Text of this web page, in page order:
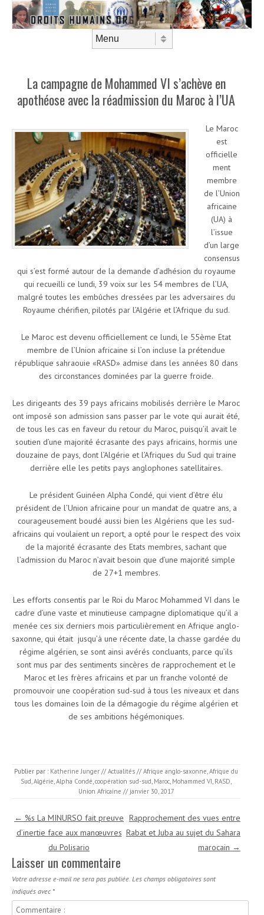
La campagne de Mohammed VI s’achève en
apothéose avec la réadmission du Maroc à l’UA
Le Maroc
est
officielle
ment
membre
de l’Union
africaine
(UA) à
l’issue
d’un large
consensus
qui s’est formé autour de la demande d’adhésion du royaume
qui recueilli ce lundi, 39 voix sur les 54 membres de l’UA,
malgré toutes les embûches dressées par les adversaires du
Royaume chérifien, pilotés par l’Algérie et l’Afrique du sud.
Le Maroc est devenu officiellement ce lundi, le 55ème Etat
membre de l’Union africaine si l’on incluse la prétendue
république sahraouie «RASD» admise dans les années 80 dans
des circonstances dominées par la guerre froide.
Les dirigeants des 39 pays africains mobilisés derrière le Maroc
ont imposé son admission sans passer par le vote qui aurait été,
de tous les cas en faveur du retour du Maroc, puisqu’il avait le
soutien d’une majorité écrasante des pays africains, hormis une
douzaine de pays, dont l’Algérie et l’Afriques du Sud qui traine
derrière elle les petits pays anglophones satellitaires.
Le président Guinéen Alpha Condé, qui vient d’être élu
président de l’Union africaine pour un mandat de quatre ans, a
courageusement boudé aussi bien les Algériens que les sud-
africains qui voulaient un report, a opté pour le respect des voix
de la majorité écrasante des Etats membres, sachant que
l’admission du Maroc n’avait besoin que d’une majorité simple
de 27+1 membres.
Les efforts consentis par le Roi du Maroc Mohammed VI dans le
cadre d’une vaste et minutieuse campagne diplomatique qu’il a
menée ces six derniers mois particulièrement en Afrique anglo-
saxonne, qui était jusqu’à une récente date, la chasse gardée du
régime algérien, se sont ainsi avérés concluants, parce qu’ils
sont mus par des sentiments sincères de rapprochement et le
Maroc et les frères africains et par un franche volonté de
promouvoir une coopération sud-sud à tous les niveaux et dans
tous les domaines loin de la démagogie du régime algérien et
de ses ambitions hégémoniques.
Publier par : Katherine Junger // Actualités // Afrique anglo-saxonne,Afrique du
Sud,Algérie,Alpha Condé,coopération sud-sud, Maroc, Mohammed VI, RASD,
Union Africaine // janvier 30, 2017
Navigation des articles
← %s La MINURSO fait preuve
d’inertie face aux manœuvres
du Polisario
Rapprochement des vues entre
Rabat et Juba au sujet du Sahara
marocain →
Laisser un commentaire
Votre adresse e-mail ne sera pas publiée. Les champs obligatoires sont
indiqués avec *